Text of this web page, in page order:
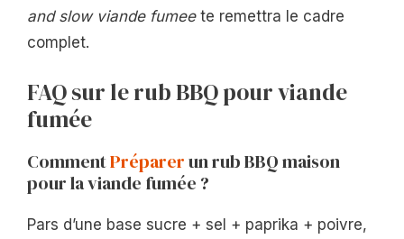
and slow viande fumeete remettra le cadre
complet.
FAQ sur le rub BBQ pour viande
fumée
CommentPréparerun rub BBQ maison
pour la viande fumée ?
Pars d’une base sucre + sel + paprika + poivre,